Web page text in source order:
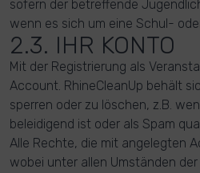
sofern der betreffende
wenn es sich um eine Schul-
2.3. IHR KONTO
Mit der Registrierung als
Account. RhineCleanUp behält
sperren oder zu löschen, z.B.
beleidigend ist oder als Spam
Alle Rechte, die mit angelegten
wobei unter allen Umständen